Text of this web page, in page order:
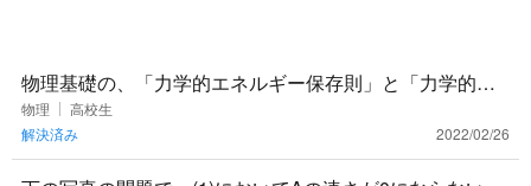
物理基礎の、「力学的エネルギー保存則」と「力学的エ
ネルギーと仕事の関係」 は何が違うんですか？ 問題によ
って使い分けて解
物理
高校生
解決済み
2022/02/26